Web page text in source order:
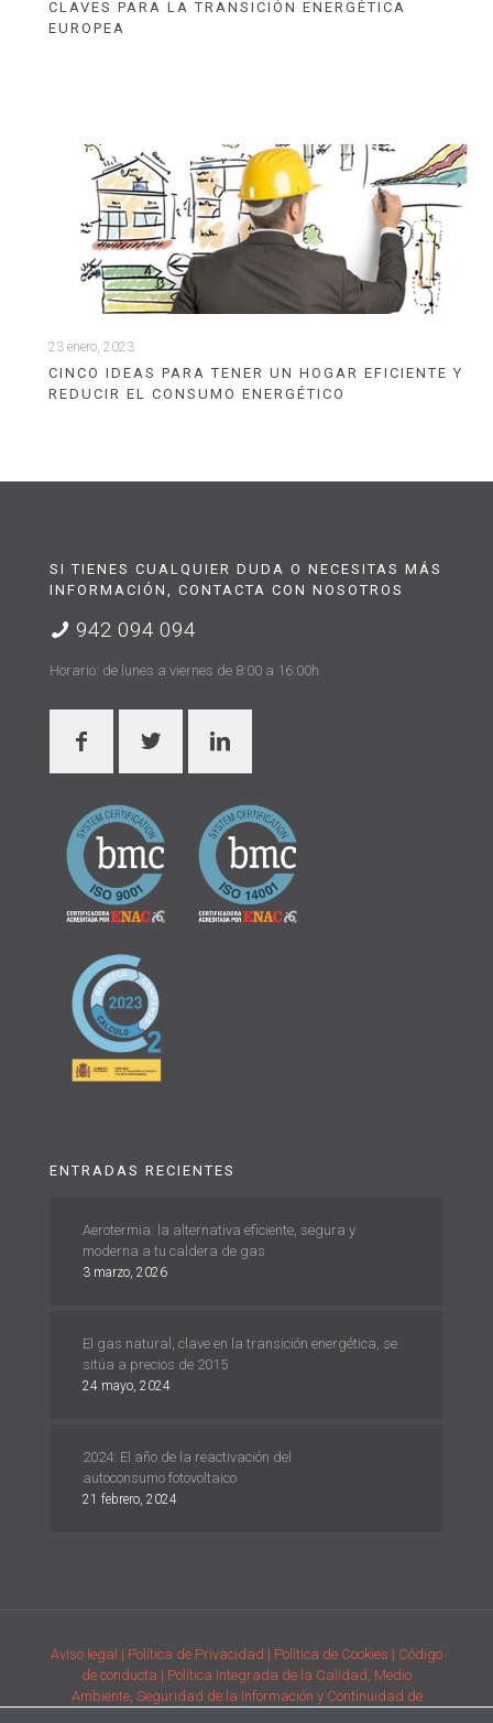
CLAVES PARA LA TRANSICIÓN ENERGÉTICA
EUROPEA
23 enero, 2023
CINCO IDEAS PARA TENER UN HOGAR EFICIENTE Y
REDUCIR EL CONSUMO ENERGÉTICO
SI TIENES CUALQUIER DUDA O NECESITAS MÁS
INFORMACIÓN, CONTACTA CON NOSOTROS
942 094 094
Horario: de lunes a viernes de 8:00 a 16:00h
ENTRADAS RECIENTES
Aerotermia: la alternativa eficiente, segura y
moderna a tu caldera de gas
3 marzo, 2026
El gas natural, clave en la transición energética, se
sitúa a precios de 2015
24 mayo, 2024
2024: El año de la reactivación del
autoconsumo fotovoltaico
21 febrero, 2024
Aviso legal | Política de Privacidad | Política de Cookies | Código
de conducta | Política Integrada de la Calidad, Medio
Ambiente, Seguridad de la Información y Continuidad de